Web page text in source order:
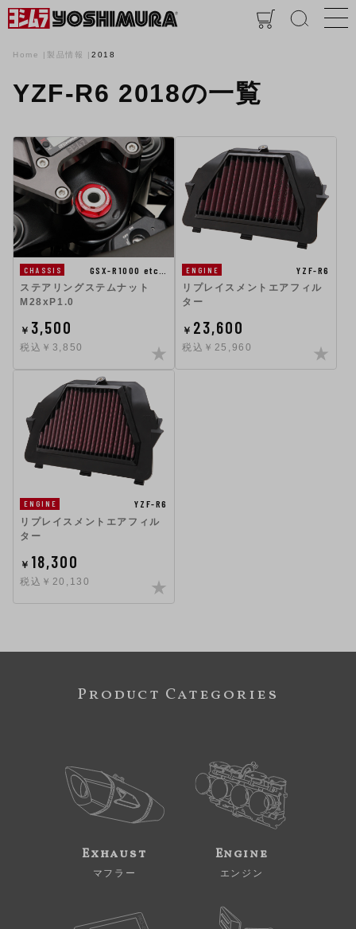
Home 製品情報 2018
YZF-R6 2018の一覧
CHASSIS
GSX-R1000 etc…
ステアリングステムナット
M28xP1.0
￥ 3,500
税込￥3,850
ENGINE
YZF-R6
リプレイスメントエアフィル
ター
￥ 23,600
税込￥25,960
ENGINE
YZF-R6
リプレイスメントエアフィル
ター
￥ 18,300
税込￥20,130
Product Categories
Exhaust
マフラー
Engine
エンジン